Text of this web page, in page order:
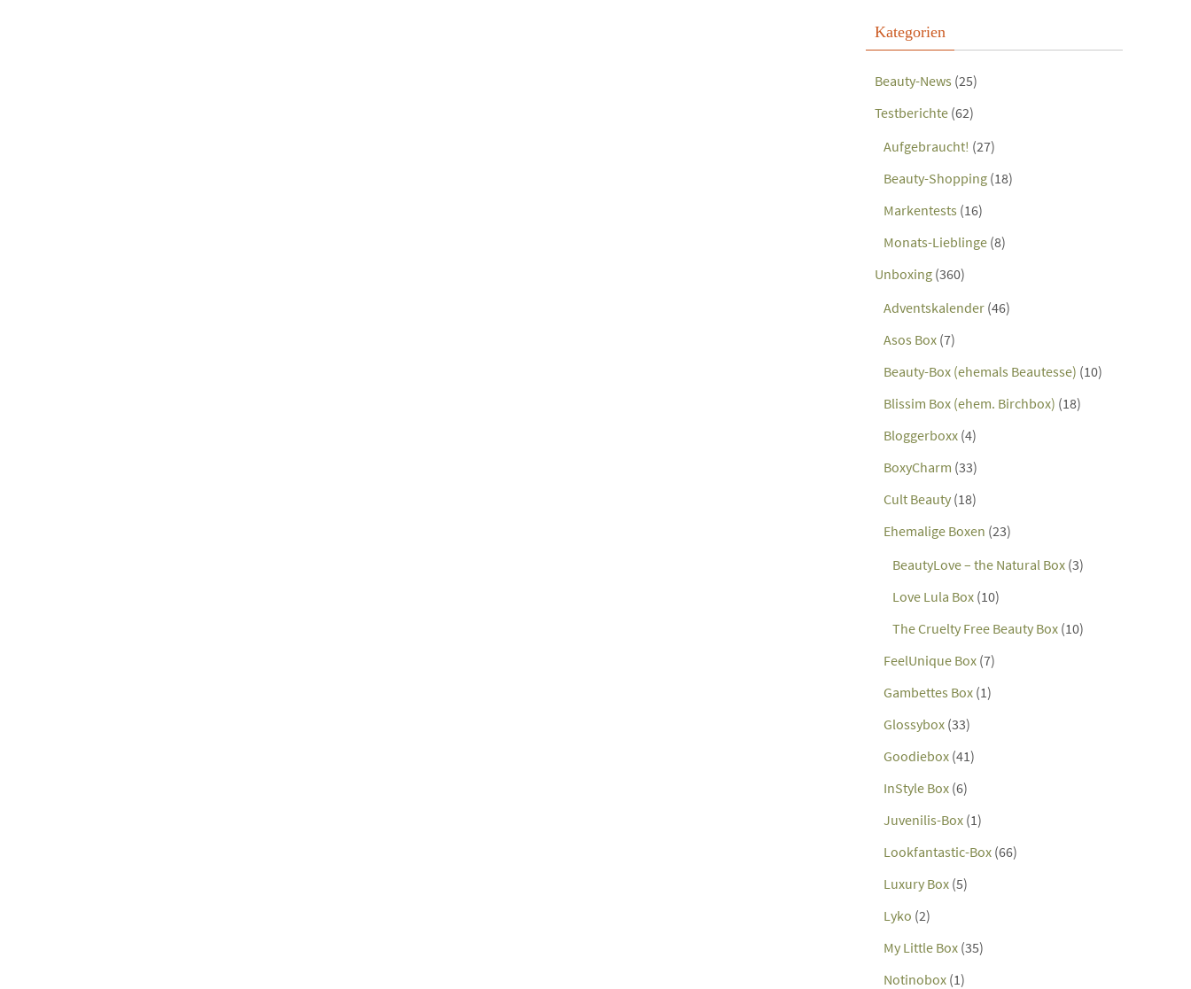
Kategorien
Beauty-News (25)
Testberichte (62)
Aufgebraucht! (27)
Beauty-Shopping (18)
Markentests (16)
Monats-Lieblinge (8)
Unboxing (360)
Adventskalender (46)
Asos Box (7)
Beauty-Box (ehemals Beautesse) (10)
Blissim Box (ehem. Birchbox) (18)
Bloggerboxx (4)
BoxyCharm (33)
Cult Beauty (18)
Ehemalige Boxen (23)
BeautyLove – the Natural Box (3)
Love Lula Box (10)
The Cruelty Free Beauty Box (10)
FeelUnique Box (7)
Gambettes Box (1)
Glossybox (33)
Goodiebox (41)
InStyle Box (6)
Juvenilis-Box (1)
Lookfantastic-Box (66)
Luxury Box (5)
Lyko (2)
My Little Box (35)
Notinobox (1)